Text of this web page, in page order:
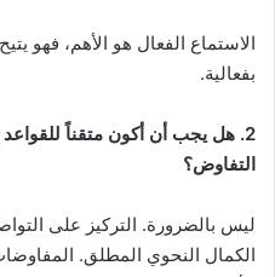
الاستماع الفعال هو الأهم، فهو
بفعالية.
2. هل يجب أن أكون متقناً
التفاوض؟
ليس بالضرورة. التركيز على
الكمال النحوي المطلق.